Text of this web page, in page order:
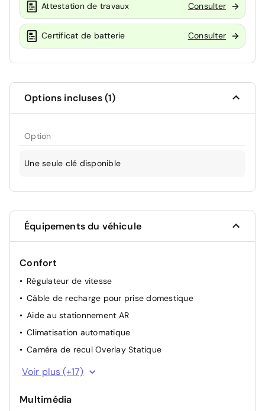
Attestation de travaux Consulter
Certificat de batterie Consulter
Options incluses (1)
Option
Une seule clé disponible
Équipements du véhicule
Confort
Régulateur de vitesse
Câble de recharge pour prise domestique
Aide au stationnement AR
Climatisation automatique
Caméra de recul Overlay Statique
Chargeur embarqué 7,4kW (correspond à un chargeur
mais pas un câble, permettant au véhicule de
publiques et domiciles)
Voir plus (+17)
Multimédia